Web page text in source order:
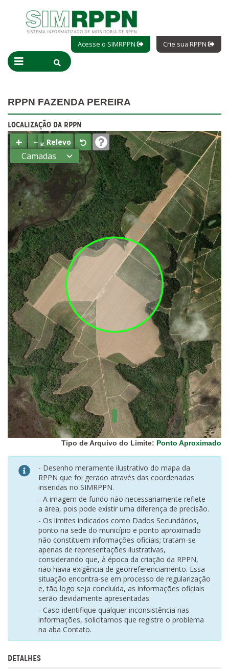
Acesse o SIMRPPN Crie sua RPPN
RPPN FAZENDA PEREIRA
LOCALIZAÇÃO DA RPPN
+ −⤢Relevo
Camadas
Estados
Municípios
Terras
indígenas
(FUNAI)
UC Federal
UC Estaduais
UC
Municipais
Hidrografia
1:1.000.000
(ANA)
Biomas
(IBGE)
Vegetação
(IBGE)
Rodovias
(IBGE)
Relevo
(IBGE)
Tipo de Arquivo do Limite: Ponto Aproximado
- Desenho meramente ilustrativo do mapa da
RPPN que foi gerado através das coordenadas
inseridas no SIMRPPN.
- A imagem de fundo não necessariamente reflete
a área, pois pode existir uma diferença de precisão.
- Os limites indicados como Dados Secundários,
ponto na sede do município e ponto aproximado
não constituem informações oficiais; tratam-se
apenas de representações ilustrativas,
considerando que, à época da criação da RPPN,
não havia exigência de georreferenciamento. Essa
situação encontra-se em processo de regularização
e, tão logo seja concluída, as informações oficiais
serão devidamente apresentadas.
- Caso identifique qualquer inconsistência nas
informações, solicitamos que registre o problema
na aba Contato.
DETALHES